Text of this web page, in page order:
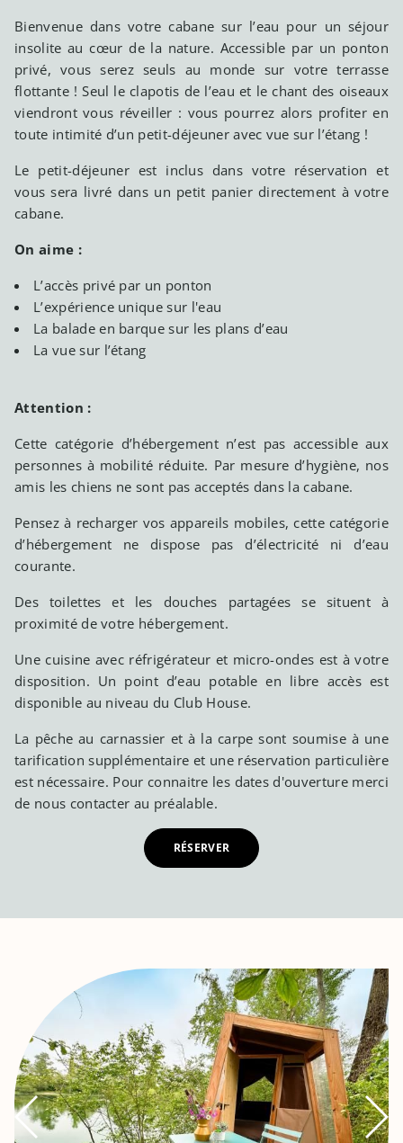
Bienvenue dans votre cabane sur l’eau pour un séjour
insolite au cœur de la nature. Accessible par un ponton
privé, vous serez seuls au monde sur votre terrasse
flottante ! Seul le clapotis de l’eau et le chant des oiseaux
viendront vous réveiller : vous pourrez alors profiter en
toute intimité d’un petit-déjeuner avec vue sur l’étang !
Le petit-déjeuner est inclus dans votre réservation et
vous sera livré dans un petit panier directement à votre
cabane.
On aime :
L’accès privé par un ponton
L’expérience unique sur l'eau
La balade en barque sur les plans d’eau
La vue sur l’étang
Attention :
Cette catégorie d’hébergement n’est pas accessible aux
personnes à mobilité réduite. Par mesure d’hygiène, nos
amis les chiens ne sont pas acceptés dans la cabane.
Pensez à recharger vos appareils mobiles, cette catégorie
d’hébergement ne dispose pas d’électricité ni d’eau
courante.
Des toilettes et les douches partagées se situent à
proximité de votre hébergement.
Une cuisine avec réfrigérateur et micro-ondes est à votre
disposition. Un point d’eau potable en libre accès est
disponible au niveau du Club House.
La pêche au carnassier et à la carpe sont soumise à une
tarification supplémentaire et une réservation particulière
est nécessaire. Pour connaitre les dates d'ouverture merci
de nous contacter au préalable.
RÉSERVER